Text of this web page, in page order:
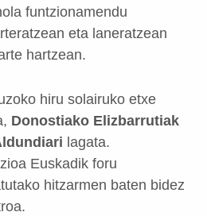
funtzionamendu
eta laneratzean
hartzean.
hiru solairuko etxe
Donostiako Elizbarrutiak
lagata.
Euskadik foru
hitzarmen baten bidez